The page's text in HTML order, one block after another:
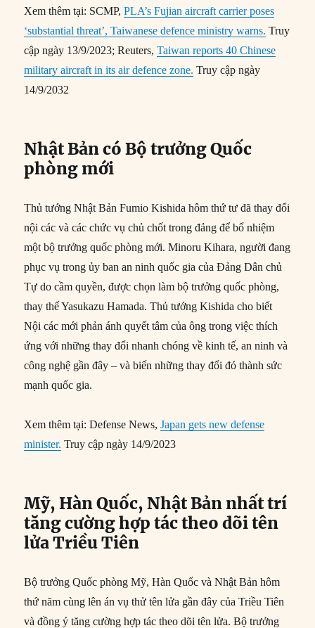
Xem thêm tại: SCMP,PLA’s Fujian aircraft carrier poses
‘substantial threat’, Taiwanese defence ministry warns. Truy
cập ngày 13/9/2023; Reuters,Taiwan reports 40 Chinese
military aircraft in its air defence zone. Truy cập ngày
14/9/2032
Nhật Bản có Bộ trưởng Quốc
phòng mới
Thủ tướng Nhật Bản Fumio Kishida hôm thứ tư đã thay đổi
nội các và các chức vụ chủ chốt trong đảng để bổ nhiệm
một bộ trưởng quốc phòng mới. Minoru Kihara, người đang
phục vụ trong ủy ban an ninh quốc gia của Đảng Dân chủ
Tự do cầm quyền, được chọn làm bộ trưởng quốc phòng,
thay thế Yasukazu Hamada. Thủ tướng Kishida cho biết
Nội các mới phản ánh quyết tâm của ông trong việc thích
ứng với những thay đổi nhanh chóng về kinh tế, an ninh và
công nghệ gần đây – và biến những thay đổi đó thành sức
mạnh quốc gia.
Xem thêm tại: Defense News,Japan gets new defense
minister. Truy cập ngày 14/9/2023
Mỹ, Hàn Quốc, Nhật Bản nhất trí
tăng cường hợp tác theo dõi tên
lửa Triều Tiên
Bộ trưởng Quốc phòng Mỹ, Hàn Quốc và Nhật Bản hôm
thứ năm cùng lên án vụ thử tên lửa gần đây của Triều Tiên
và đồng ý tăng cường hợp tác theo dõi tên lửa. Bộ trưởng